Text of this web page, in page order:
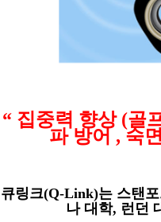
“ 집중력 향상 (골
파 방어 , 숙면
큐링크(Q-Link)는 스탠
나 대학, 런던